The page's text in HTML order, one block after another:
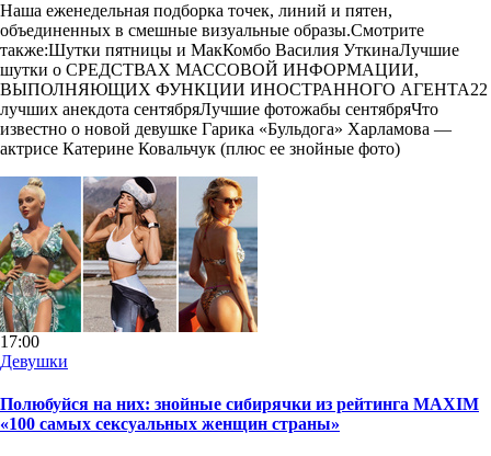
Наша еженедельная подборка точек, линий и пятен,
объединенных в смешные визуальные образы.Смотрите
также:Шутки пятницы и МакКомбо Василия УткинаЛучшие
шутки о СРЕДСТВАХ МАССОВОЙ ИНФОРМАЦИИ,
ВЫПОЛНЯЮЩИХ ФУНКЦИИ ИНОСТРАННОГО АГЕНТА22
лучших анекдота сентябряЛучшие фотожабы сентябряЧто
известно о новой девушке Гарика «Бульдога» Харламова —
актрисе Катерине Ковальчук (плюс ее знойные фото)
17:00
Девушки
Полюбуйся на них: знойные сибирячки из рейтинга MAXIM
«100 самых сексуальных женщин страны»